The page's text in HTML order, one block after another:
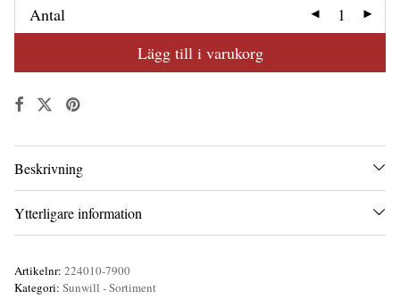
Antal
Lägg till i varukorg
Beskrivning
Ytterligare information
Artikelnr: 224010-7900
Kategori: Sunwill - Sortiment